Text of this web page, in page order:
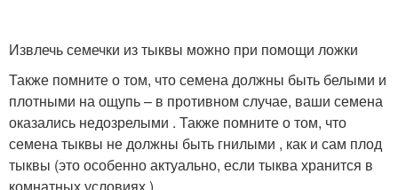
Извлечь семечки из тыквы можно при помощи ложки
Также помните о том, что семена должны быть белыми и
плотными на ощупь – в противном случае, ваши семена
оказались недозрелыми . Также помните о том, что
семена тыквы не должны быть гнилыми , как и сам плод
тыквы (это особенно актуально, если тыква хранится в
комнатных условиях ).